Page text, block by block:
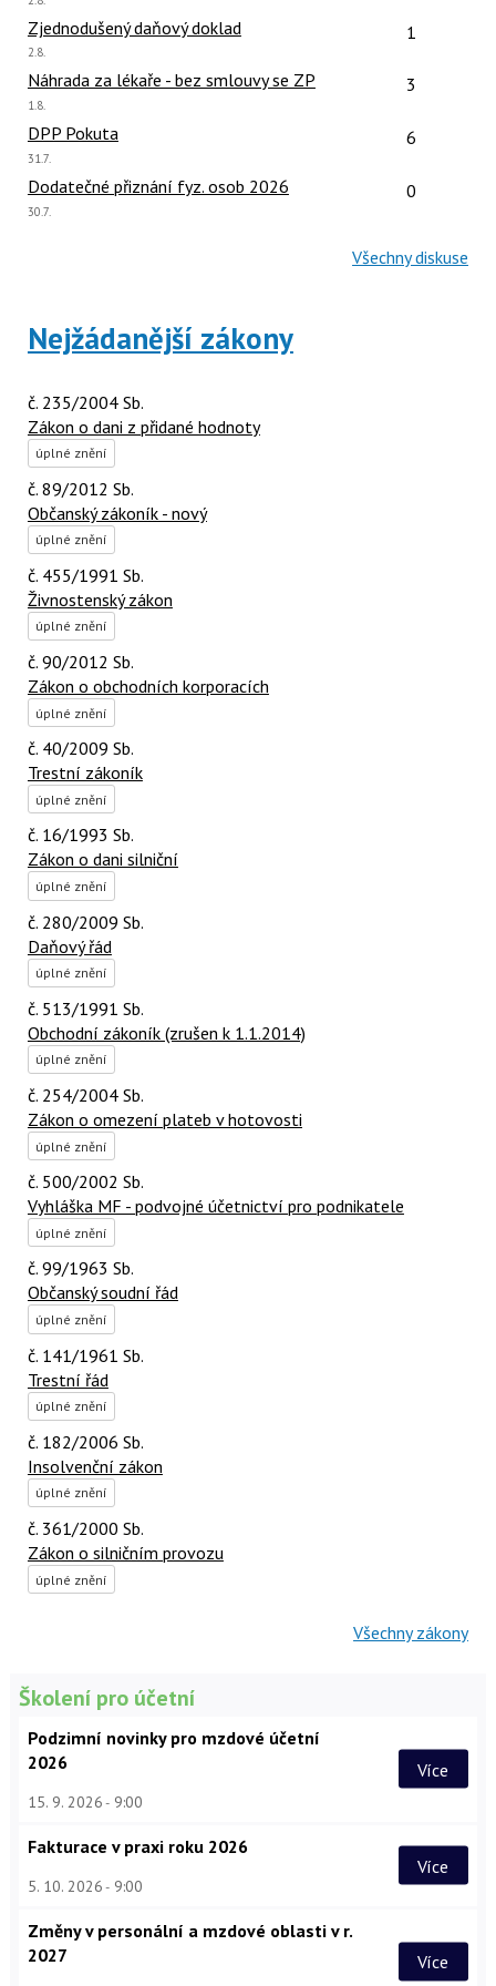
Zjednodušený daňový doklad Počet
1
Poslední
2.8.
Náhrada za lékaře - bez smlouvy se ZP Počet
3
Poslední
1.8.
DPP Pokuta Počet
6
Poslední
31.7.
Dodatečné přiznání fyz. osob 2026 Počet
0
Poslední
30.7.
Všechny diskuse
Nejžádanější zákony
č. 235/2004 Sb.
Zákon o dani z přidané hodnoty
úplné znění
č. 89/2012 Sb.
Občanský zákoník - nový
úplné znění
č. 455/1991 Sb.
Živnostenský zákon
úplné znění
č. 90/2012 Sb.
Zákon o obchodních korporacích
úplné znění
č. 40/2009 Sb.
Trestní zákoník
úplné znění
č. 16/1993 Sb.
Zákon o dani silniční
úplné znění
č. 280/2009 Sb.
Daňový řád
úplné znění
č. 513/1991 Sb.
Obchodní zákoník (zrušen k 1.1.2014)
úplné znění
č. 254/2004 Sb.
Zákon o omezení plateb v hotovosti
úplné znění
č. 500/2002 Sb.
Vyhláška MF - podvojné účetnictví pro podnikatele
úplné znění
č. 99/1963 Sb.
Občanský soudní řád
úplné znění
č. 141/1961 Sb.
Trestní řád
úplné znění
č. 182/2006 Sb.
Insolvenční zákon
úplné znění
č. 361/2000 Sb.
Zákon o silničním provozu
úplné znění
Všechny zákony
Školení pro účetní
Podzimní novinky pro mzdové účetní
2026
15. 9. 2026 9:00
Více
Fakturace v praxi roku 2026
5. 10. 2026 9:00
Více
Změny v personální a mzdové oblasti v r.
2027
Více